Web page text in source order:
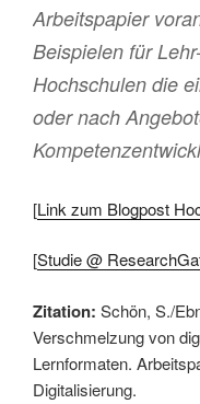
Arbeitspapier
Beispielen für
Hochschulen die
oder nach
[Link zum Blogpost
[Studie @
Zitation: Schön, S./
Verschmelzung von
Lernformaten.
Digitalisierung.